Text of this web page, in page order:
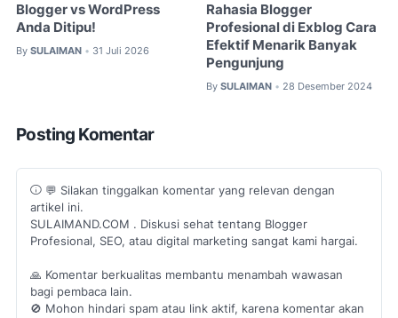
Blogger vs WordPress
Anda Ditipu!
By SULAIMAN • 31 Juli 2026
Rahasia Blogger
Profesional di Exblog Cara
Efektif Menarik Banyak
Pengunjung
By SULAIMAN • 28 Desember 2024
Posting Komentar
💬 Silakan tinggalkan komentar yang relevan dengan
artikel ini.
SULAIMAND.COM . Diskusi sehat tentang Blogger
Profesional, SEO, atau digital marketing sangat kami hargai.
🙏 Komentar berkualitas membantu menambah wawasan
bagi pembaca lain.
🚫 Mohon hindari spam atau link aktif, karena komentar akan